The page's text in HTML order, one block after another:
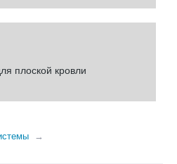
плоской кровли